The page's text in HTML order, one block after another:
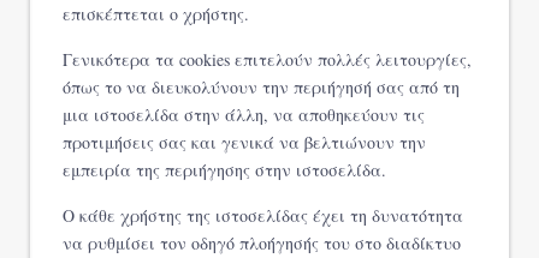
επισκέπτεται ο χρήστης.
Γενικότερα τα cookies επιτελούν πολλές λειτουργίες,
όπως το να διευκολύνουν την περιήγησή σας από τη
μια ιστοσελίδα στην άλλη, να αποθηκεύουν τις
προτιμήσεις σας και γενικά να βελτιώνουν την
εμπειρία της περιήγησης στην ιστοσελίδα.
Ο κάθε χρήστης της ιστοσελίδας έχει τη δυνατότητα
να ρυθμίσει τον οδηγό πλοήγησής του στο διαδίκτυο